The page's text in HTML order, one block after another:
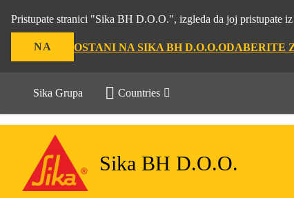
Pristupate stranici "Sika BH D.O.O.", izgleda da joj pristupate
NA OSTANI NA SIKA BH D.O.O.ODABERITE
Sika Grupa Countries
Sika BH D.O.O.